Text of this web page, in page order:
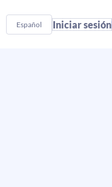
Español Iniciar sesión